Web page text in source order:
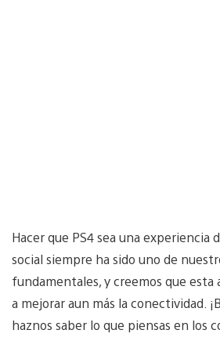
Hacer que PS4 sea una experiencia
social siempre ha sido uno de
fundamentales, y creemos que esta
a mejorar aun más la conectividad.
haznos saber lo que piensas en los